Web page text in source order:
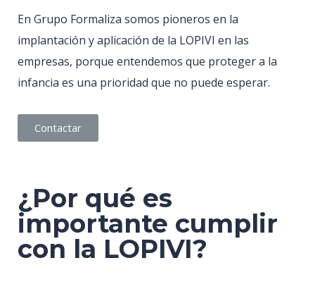
En Grupo Formaliza somos pioneros en la
implantación y aplicación de la LOPIVI en las
empresas, porque entendemos que proteger a la
infancia es una prioridad que no puede esperar.
Contactar
¿Por qué es
importante cumplir
con la LOPIVI?